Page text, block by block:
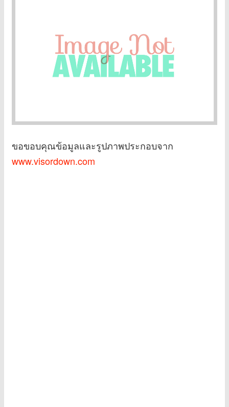
ขอขอบคุณข้อมูลและรูปภาพประกอบจาก
www.visordown.com